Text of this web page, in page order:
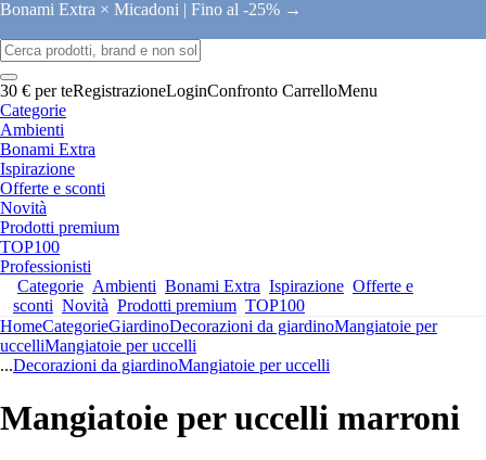
Bonami Extra × Micadoni | Fino al -25% →
30 € per teRegistrazioneLoginConfronto CarrelloMenu
Categorie
Ambienti
Bonami Extra
Ispirazione
Offerte e sconti
Novità
Prodotti premium
TOP100
Professionisti
Categorie Ambienti Bonami Extra Ispirazione Offerte e
sconti Novità Prodotti premium TOP100
HomeCategorieGiardinoDecorazioni da giardinoMangiatoie per
uccelliMangiatoie per uccelli
...Decorazioni da giardinoMangiatoie per uccelli
Mangiatoie per uccelli marroni